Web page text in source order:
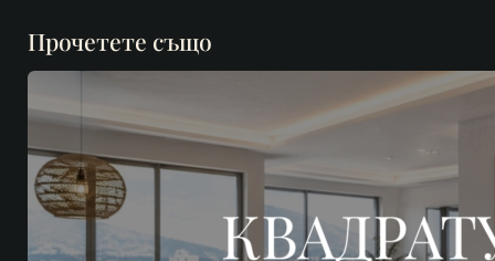
Прочетете също